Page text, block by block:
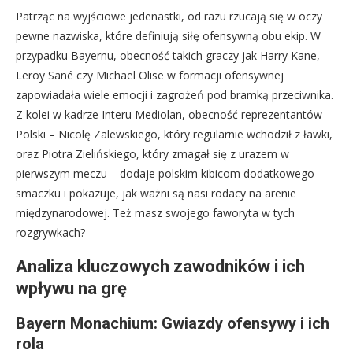
Patrząc na wyjściowe jedenastki, od razu rzucają się w oczy
pewne nazwiska, które definiują siłę ofensywną obu ekip. W
przypadku Bayernu, obecność takich graczy jak Harry Kane,
Leroy Sané czy Michael Olise w formacji ofensywnej
zapowiadała wiele emocji i zagrożeń pod bramką przeciwnika.
Z kolei w kadrze Interu Mediolan, obecność reprezentantów
Polski – Nicolę Zalewskiego, który regularnie wchodził z ławki,
oraz Piotra Zielińskiego, który zmagał się z urazem w
pierwszym meczu – dodaje polskim kibicom dodatkowego
smaczku i pokazuje, jak ważni są nasi rodacy na arenie
międzynarodowej. Też masz swojego faworyta w tych
rozgrywkach?
Analiza kluczowych zawodników i ich
wpływu na grę
Bayern Monachium: Gwiazdy ofensywy i ich
rola